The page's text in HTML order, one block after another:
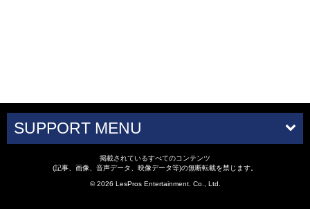
SUPPORT MENU
掲載されているすべてのコンテンツ
(記事、画像、音声データ、映像データ等)の無断転載を禁じます。
© 2026 LesPros Entertainment. Co., Ltd.